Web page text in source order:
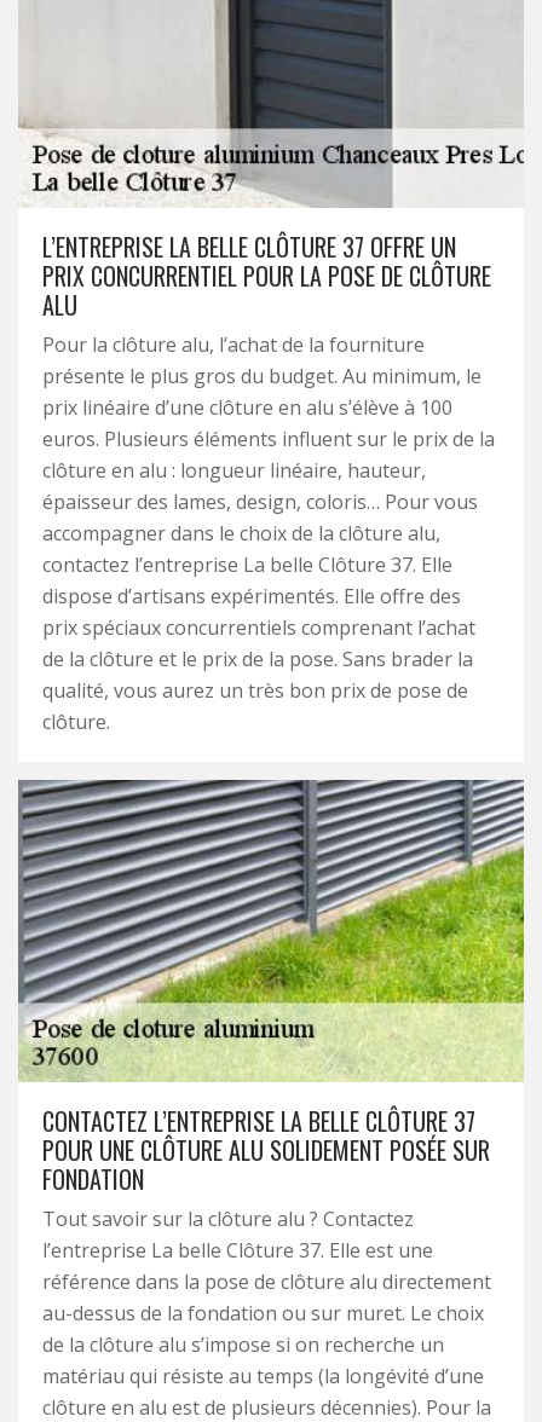
L’ENTREPRISE LA BELLE CLÔTURE 37 OFFRE UN
PRIX CONCURRENTIEL POUR LA POSE DE CLÔTURE
ALU
Pour la clôture alu, l’achat de la fourniture
présente le plus gros du budget. Au minimum, le
prix linéaire d’une clôture en alu s’élève à 100
euros. Plusieurs éléments influent sur le prix de la
clôture en alu : longueur linéaire, hauteur,
épaisseur des lames, design, coloris… Pour vous
accompagner dans le choix de la clôture alu,
contactez l’entreprise La belle Clôture 37. Elle
dispose d’artisans expérimentés. Elle offre des
prix spéciaux concurrentiels comprenant l’achat
de la clôture et le prix de la pose. Sans brader la
qualité, vous aurez un très bon prix de pose de
clôture.
CONTACTEZ L’ENTREPRISE LA BELLE CLÔTURE 37
POUR UNE CLÔTURE ALU SOLIDEMENT POSÉE SUR
FONDATION
Tout savoir sur la clôture alu ? Contactez
l’entreprise La belle Clôture 37. Elle est une
référence dans la pose de clôture alu directement
au-dessus de la fondation ou sur muret. Le choix
de la clôture alu s’impose si on recherche un
matériau qui résiste au temps (la longévité d’une
clôture en alu est de plusieurs décennies). Pour la